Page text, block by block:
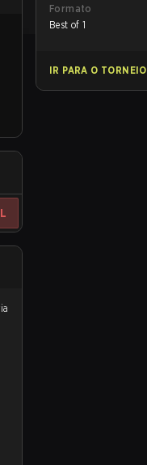
L
Formato
Best of 1
IR PARA O TORNEIO